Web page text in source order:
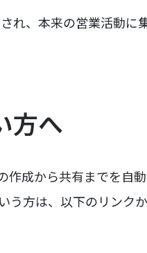
れ、本来の営業活動に
方へ
成から共有までを自
う方は、以下のリンク